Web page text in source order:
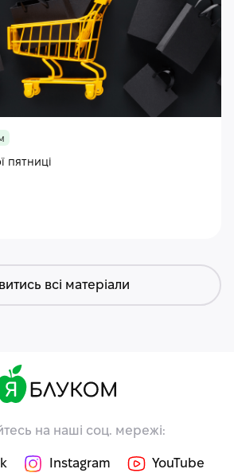
пятниці
всі матеріали
на наші соц. мережі:
Instagram YouTube